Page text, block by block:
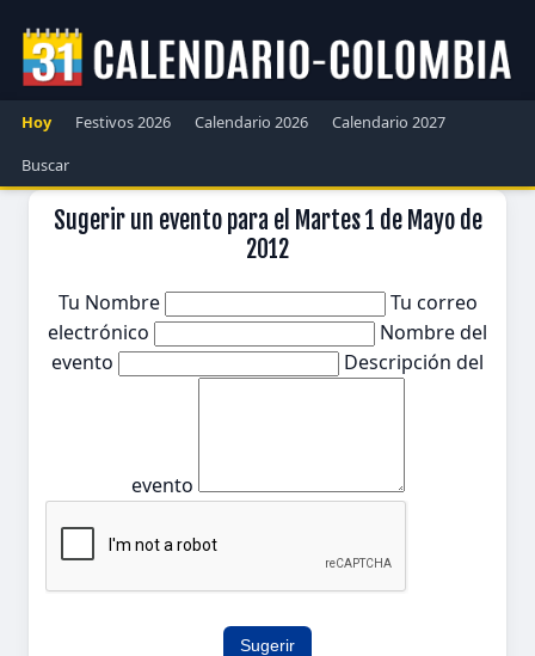
Hoy Festivos 2026 Calendario 2026
Calendario 2027
Buscar
Sugerir un evento para el Martes 1 de Mayo de
2012
Tu Nombre
Tu correo
electrónico
Nombre del
evento
Descripción del
evento
Sugerir